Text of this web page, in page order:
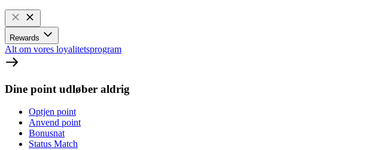
Rewards
Alt om vores loyalitetsprogram
Dine point udløber aldrig
Optjen point
Anvend point
Bonusnat
Status Match